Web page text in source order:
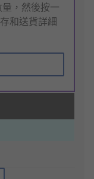
，然後按一
和送貨詳細